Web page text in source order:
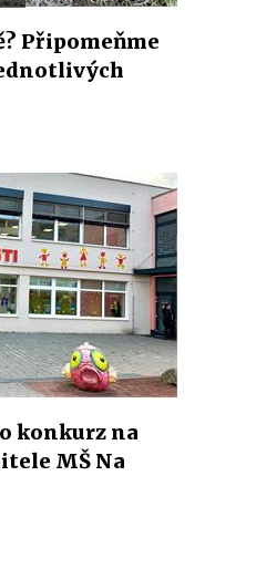
Připomeňme
konkurz na
MŠ Na